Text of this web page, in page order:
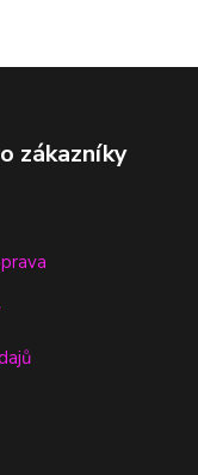
zákazníky